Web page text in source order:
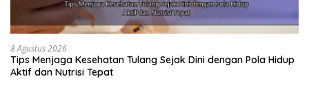
8 Agustus 2026
Tips Menjaga Kesehatan Tulang Sejak Dini dengan Pola Hidup
Aktif dan Nutrisi Tepat